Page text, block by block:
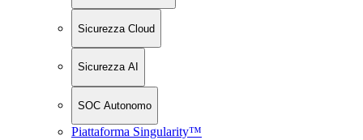
Sicurezza Cloud
Sicurezza AI
SOC Autonomo
Piattaforma Singularity™